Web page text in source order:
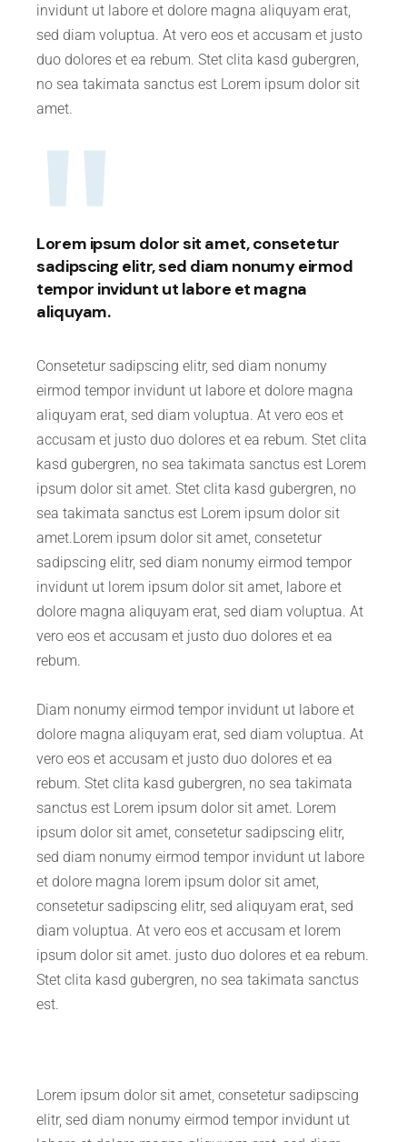
invidunt ut labore et dolore magna aliquyam erat,
sed diam voluptua. At vero eos et accusam et justo
duo dolores et ea rebum. Stet clita kasd gubergren,
no sea takimata sanctus est Lorem ipsum dolor sit
amet.
Lorem ipsum dolor sit amet, consetetur
sadipscing elitr, sed diam nonumy eirmod
tempor invidunt ut labore et magna
aliquyam.
Consetetur sadipscing elitr, sed diam nonumy
eirmod tempor invidunt ut labore et dolore magna
aliquyam erat, sed diam voluptua. At vero eos et
accusam et justo duo dolores et ea rebum. Stet clita
kasd gubergren, no sea takimata sanctus est Lorem
ipsum dolor sit amet. Stet clita kasd gubergren, no
sea takimata sanctus est Lorem ipsum dolor sit
amet.Lorem ipsum dolor sit amet, consetetur
sadipscing elitr, sed diam nonumy eirmod tempor
invidunt ut lorem ipsum dolor sit amet, labore et
dolore magna aliquyam erat, sed diam voluptua. At
vero eos et accusam et justo duo dolores et ea
rebum.
Diam nonumy eirmod tempor invidunt ut labore et
dolore magna aliquyam erat, sed diam voluptua. At
vero eos et accusam et justo duo dolores et ea
rebum. Stet clita kasd gubergren, no sea takimata
sanctus est Lorem ipsum dolor sit amet. Lorem
ipsum dolor sit amet, consetetur sadipscing elitr,
sed diam nonumy eirmod tempor invidunt ut labore
et dolore magna lorem ipsum dolor sit amet,
consetetur sadipscing elitr, sed aliquyam erat, sed
diam voluptua. At vero eos et accusam et lorem
ipsum dolor sit amet. justo duo dolores et ea rebum.
Stet clita kasd gubergren, no sea takimata sanctus
est.
Lorem ipsum dolor sit amet, consetetur sadipscing
elitr, sed diam nonumy eirmod tempor invidunt ut